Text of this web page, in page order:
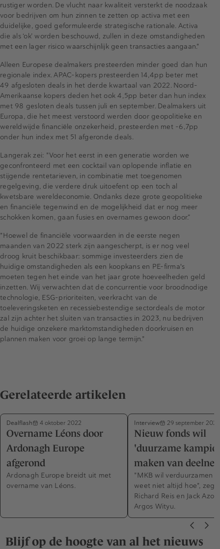
rustiger worden. De vlucht naar kwaliteit versterkt de noodzaak
voor bedrijven om hun zinnen te zetten op activa met een
duidelijke, goed geformuleerde strategische rationale. Activa
die als ‘ok’ worden beschouwd, zullen in deze omstandigheden
met een lager risico waarschijnlijk geen transacties aangaan."
Alleen Europese dealmakers presteerden minder goed dan hun
regionale index. APAC-kopers presteerden 14,4pp beter met
49 afgesloten deals in het derde kwartaal van 2022. Noord-
Amerikaanse kopers deden het ook 4,5pp beter dan hun index
met 98 gesloten deals tussen juli en september. Dealmakers uit
Europa, die het meest verstoord werden door geopolitieke en
wereldwijde financiële onzekerheid, presteerden met -6,7pp
onder hun index met 51 afgeronde deals.
Langerak zei: "Voor het eerst in een generatie worden we
geconfronteerd met een cocktail van oplopende inflatie en
stijgende rentetarieven, in combinatie met toegenomen
regelgeving, die verdere druk uitoefent op een toch al
kwetsbare wereldeconomie. Ondanks deze grote geopolitieke
en financiële tegenwind en de mogelijkheid dat er nog meer
schokken komen, gaan fusies en overnames gewoon door.”
"Hoewel de financiële voorwaarden in de eerste negen
maanden van 2022 sterk zijn aangescherpt, is er nog veel
droog kruit beschikbaar: sommige investeerders zien de
huidige omstandigheden als een koopkans en PE-firma's
moeten tegen het einde van het jaar grote hoeveelheden geld
inzetten. Wij verwachten dat de concurrentie voor broodnodige
technologie, ESG-prioriteiten, veerkracht van de
toeleveringsketen en recessiebestendige sectordeals de motor
zal zijn achter het sluiten van transacties in 2023, nu bedrijven
de huidige onzekere marktomstandigheden doorkruisen en
plannen maken voor groei op lange termijn."
Gerelateerde artikelen
Dealflash 4 oktober 2022
Overname Léons door
Ardonagh Europe
afgerond
Ardonagh Europe breidt uit met
overname van Léons.
Interview 29 september 2022
Nieuw fonds wil
'duurzame
maken van
"MKB wil verduurzamen
weet niet altijd hoe",
Richard Reis en Jack
Argos Wityu.
Blijf op de hoogte van al het nieuws